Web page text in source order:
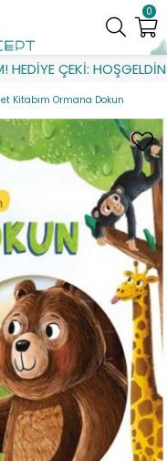
ÇEKİ: HOŞGELDİN
0
Kitabım Ormana Dokun